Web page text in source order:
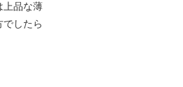
上品な薄
したら